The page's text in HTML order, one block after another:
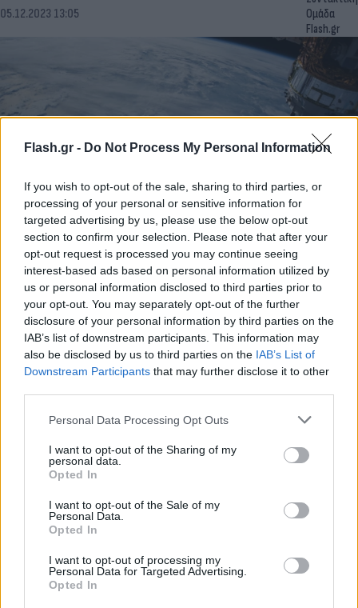
Flash.gr - Do Not Process My Personal Information
If you wish to opt-out of the sale, sharing to third parties, or
processing of your personal or sensitive information for
targeted advertising by us, please use the below opt-out
section to confirm your selection. Please note that after your
opt-out request is processed you may continue seeing
interest-based ads based on personal information utilized by
us or personal information disclosed to third parties prior to
your opt-out. You may separately opt-out of the further
disclosure of your personal information by third parties on the
IAB’s list of downstream participants. This information may
also be disclosed by us to third parties on the IAB’s List of
Downstream Participants that may further disclose it to other
Please note that this website/app uses one or more Google
not limited to your visit or usage behaviour. You may click to
grant or deny consent to Google and its third-party tags to
use your data for below specified purposes in below Google
consent section.
Personal Data Processing Opt Outs
I want to opt-out of the Sharing of my
personal data.
Opted In
I want to opt-out of the Sale of my
Personal Data.
Opted In
I want to opt-out of processing my
Personal Data for Targeted Advertising.
Opted In
05.12.2023 13:05
Ομάδα
Flash.gr
Η IBM και η NASA συνεργάζονται για τη
δημιουργία ενός GPT για τις γεωεπιστήμες
06.08.2023 19:58
Αυγερινός
Χατζηχρυσός
Apple: H καλύτερη διαφήμιση όλων των εποχών
25.01.2023 19:56